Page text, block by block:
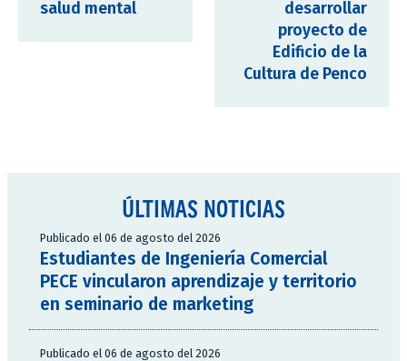
salud mental
desarrollar
proyecto de
Edificio de la
Cultura de Penco
ÚLTIMAS NOTICIAS
Publicado el 06 de agosto del 2026
Estudiantes de Ingeniería Comercial
PECE vincularon aprendizaje y territorio
en seminario de marketing
Publicado el 06 de agosto del 2026